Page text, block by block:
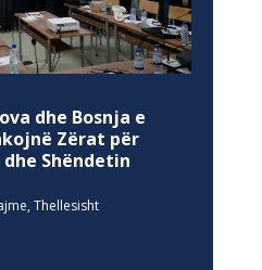
dhe Bosnja e
Zërat për
Shëndetin
, Thellesisht